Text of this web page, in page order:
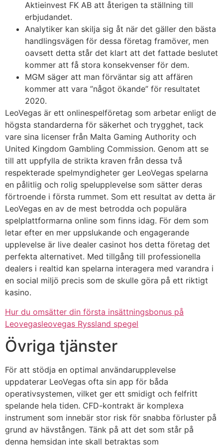
Aktieinvest FK AB att återigen ta ställning till
erbjudandet.
Analytiker kan skilja sig åt när det gäller den bästa
handlingsvägen för dessa företag framöver, men
oavsett detta står det klart att det fattade beslutet
kommer att få stora konsekvenser för dem.
MGM säger att man förväntar sig att affären
kommer att vara ”något ökande” för resultatet
2020.
LeoVegas är ett onlinespelföretag som arbetar enligt de
högsta standarderna för säkerhet och trygghet, tack
vare sina licenser från Malta Gaming Authority och
United Kingdom Gambling Commission. Genom att se
till att uppfylla de strikta kraven från dessa två
respekterade spelmyndigheter ger LeoVegas spelarna
en pålitlig och rolig spelupplevelse som sätter deras
förtroende i första rummet. Som ett resultat av detta är
LeoVegas en av de mest betrodda och populära
spelplattformarna online som finns idag. För dem som
letar efter en mer uppslukande och engagerande
upplevelse är live dealer casinot hos detta företag det
perfekta alternativet. Med tillgång till professionella
dealers i realtid kan spelarna interagera med varandra i
en social miljö precis som de skulle göra på ett riktigt
kasino.
Hur du omsätter din första insättningsbonus på
Leovegasleovegas Ryssland spegel
Övriga tjänster
För att stödja en optimal användarupplevelse
uppdaterar LeoVegas ofta sin app för båda
operativsystemen, vilket ger ett smidigt och felfritt
spelande hela tiden. CFD-kontrakt är komplexa
instrument som innebär stor risk för snabba förluster på
grund av hävstången. Tänk på att det som står på
denna hemsidan inte skall betraktas som